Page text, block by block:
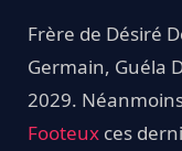
Frère de Désiré
Germain, Guéla
2029.
Footeux ces